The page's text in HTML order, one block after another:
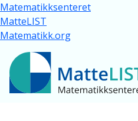
Hopp til hovedinnhold
Matematikksenteret
MatteLIST
Matematikk.org